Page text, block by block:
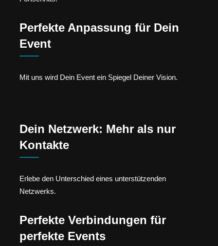
Perfekte Anpassung für Dein
Event
Mit uns wird Dein Event ein Spiegel Deiner Vision.
Dein Netzwerk: Mehr als nur
Kontakte
Erlebe den Unterschied eines unterstützenden
Netzwerks.
Perfekte Verbindungen für
perfekte Events